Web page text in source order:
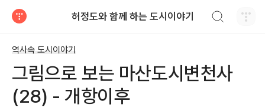
허정도와 함께 하는 도시이야기
역사속 도시이야기
그림으로 보는 마산도시변천사
(28) - 개항이후